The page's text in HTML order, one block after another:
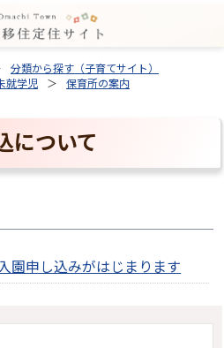
分類から探す（子育てサイト）
就学児
保育所の案内
について
園申し込みがはじまります